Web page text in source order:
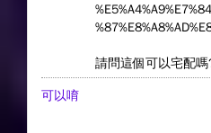
請問這個可以宅配
可以唷